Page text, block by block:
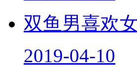
双鱼男喜欢
2019-04-10